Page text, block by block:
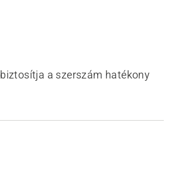
a szerszám hatékony